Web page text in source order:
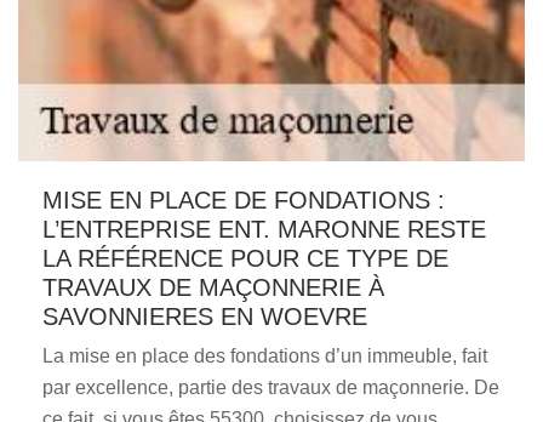
MISE EN PLACE DE FONDATIONS :
L’ENTREPRISE ENT. MARONNE RESTE
LA RÉFÉRENCE POUR CE TYPE DE
TRAVAUX DE MAÇONNERIE À
SAVONNIERES EN WOEVRE
La mise en place des fondations d’un immeuble, fait
par excellence, partie des travaux de maçonnerie. De